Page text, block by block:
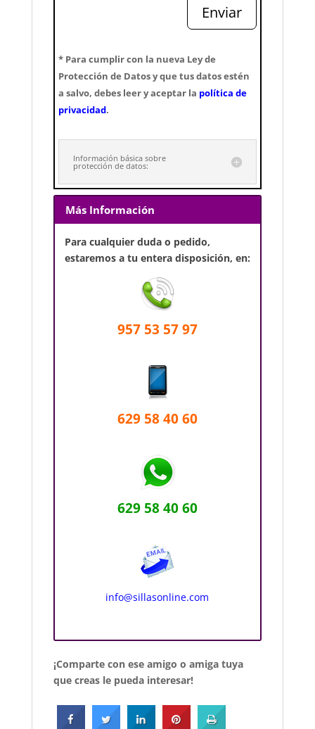
Enviar
* Para cumplir con la nueva Ley de
Protección de Datos y que tus datos estén
a salvo, debes leer y aceptar la política de
privacidad.
Información básica sobre
protección de datos:
Más Información
Para cualquier duda o pedido,
estaremos a tu entera disposición, en:
957 53 57 97
629 58 40 60
629 58 40 60
info@sillasonline.com
¡Comparte con ese amigo o amiga tuya
que creas le pueda interesar!